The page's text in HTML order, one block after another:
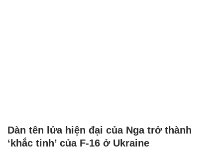
Dàn tên lửa hiện đại của Nga trở thành
‘khắc tinh’ của F-16 ở Ukraine